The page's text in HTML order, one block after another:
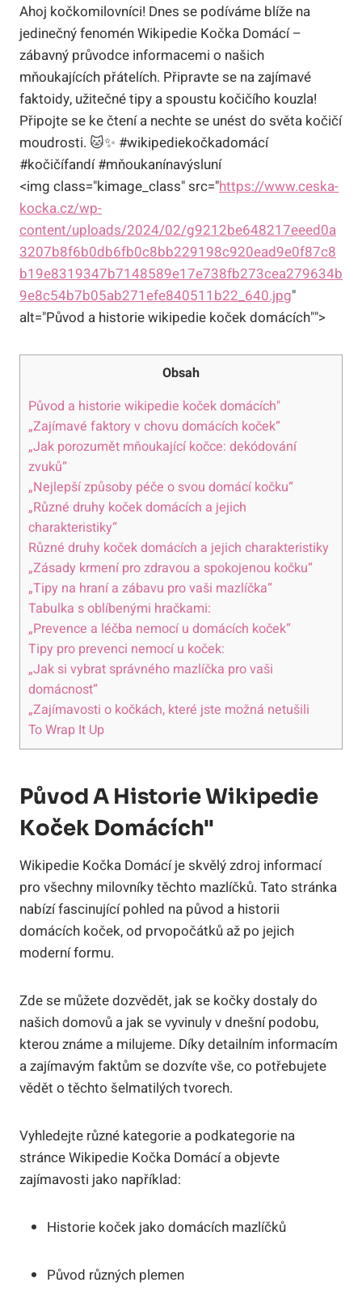
Ahoj kočkomilovníci! Dnes se podíváme blíže na
jedinečný fenomén Wikipedie Kočka Domácí –
zábavný průvodce informacemi o našich
mňoukajících přátelích. Připravte se na zajímavé
faktoidy, užitečné tipy a spoustu kočičího kouzla!
Připojte se ke čtení a nechte se unést do světa kočičí
moudrosti. 🐱✨ #wikipediekočkadomácí
#kočičífandí #mňoukanínavýsluní
<img class="kimage_class" src="https://www.ceska-
kocka.cz/wp-
content/uploads/2024/02/g9212be648217eeed0a
3207b8f6b0db6fb0c8bb229198c920ead9e0f87c8
b19e8319347b7148589e17e738fb273cea279634b
9e8c54b7b05ab271efe840511b22_640.jpg"
alt="Původ a historie wikipedie koček domácích"">
Obsah
Původ a historie wikipedie koček domácích"
„Zajímavé faktory v chovu domácích koček“
„Jak porozumět mňoukající kočce: dekódování
zvuků“
„Nejlepší způsoby péče o svou domácí kočku“
„Různé druhy koček domácích a jejich
charakteristiky“
Různé druhy koček domácích a jejich charakteristiky
„Zásady krmení pro zdravou a spokojenou kočku“
„Tipy na hraní a zábavu pro vaši mazlíčka“
Tabulka s oblíbenými hračkami:
„Prevence a léčba nemocí u domácích koček“
Tipy pro prevenci nemocí u koček:
„Jak si vybrat správného mazlíčka pro vaši
domácnost“
„Zajímavosti o kočkách, které jste možná netušili
To Wrap It Up
Původ A Historie Wikipedie
Koček Domácích"
Wikipedie Kočka Domácí je skvělý zdroj informací
pro všechny milovníky těchto mazlíčků. Tato stránka
nabízí fascinující pohled na původ a historii
domácích koček, od prvopočátků až po jejich
moderní formu.
Zde se můžete dozvědět, jak se kočky dostaly do
našich domovů a jak se vyvinuly v dnešní podobu,
kterou známe a milujeme. Díky detailním informacím
a zajímavým faktům se dozvíte vše, co potřebujete
vědět o těchto šelmatilých tvorech.
Vyhledejte různé kategorie a podkategorie na
stránce Wikipedie Kočka Domácí a objevte
zajímavosti jako například:
Historie koček jako domácích mazlíčků
Původ různých plemen